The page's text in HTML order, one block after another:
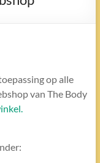
op alle
van The Body
.